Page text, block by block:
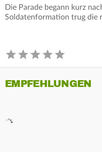
Die Parade begann kurz
Soldatenformation trug die
EMPFEHLUNGEN